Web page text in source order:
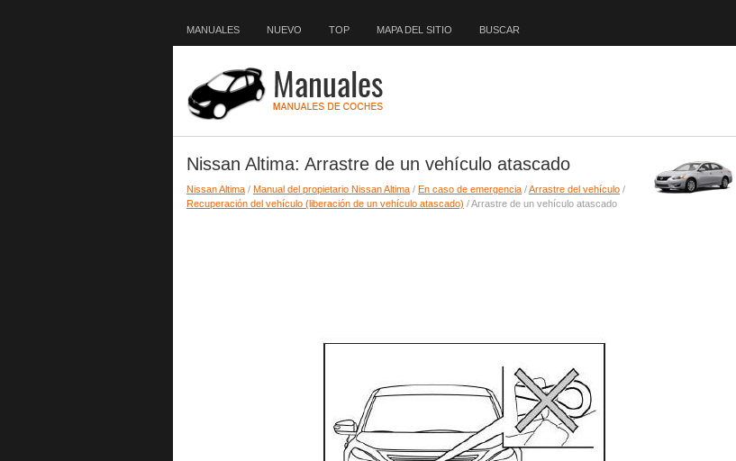
MANUALES NUEVO TOP MAPA DEL SITIO BUSCAR
Nissan Altima: Arrastre de un vehículo atascado
Nissan Altima / Manual del propietario Nissan Altima / En caso de emergencia /Arrastre del vehículo /
Recuperación del vehículo (liberación de un vehículo atascado) / Arrastre de un vehículo atascado